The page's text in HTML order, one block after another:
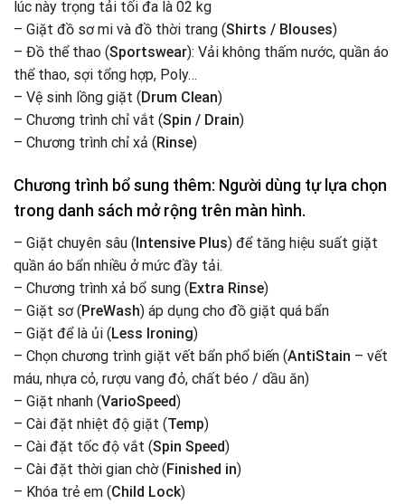
lúc này trọng tải tối đa là 02 kg
– Giặt đồ sơ mi và đồ thời trang (Shirts / Blouses)
– Đồ thể thao (Sportswear): Vải không thấm nước, quần áo
thể thao, sợi tổng hợp, Poly…
– Vệ sinh lồng giặt ( Drum Clean)
– Chương trình chỉ vắt (Spin / Drain)
– Chương trình chỉ xả ( Rinse)
Chương trình bổ sung thêm: Người dùng tự lựa chọn
trong danh sách mở rộng trên màn hình.
– Giặt chuyên sâu (Intensive Plus) để tăng hiệu suất giặt
quần áo bẩn nhiều ở mức đầy tải.
– Chương trình xả bổ sung (Extra Rinse)
– Giặt sơ (PreWash) áp dụng cho đồ giặt quá bẩn
– Giặt để là ủi (Less Ironing)
– Chọn chương trình giặt vết bẩn phổ biến (AntiStain – vết
máu, nhựa cỏ, rượu vang đỏ, chất béo / dầu ăn)
– Giặt nhanh (VarioSpeed)
– Cài đặt nhiệt độ giặt (Temp)
– Cài đặt tốc độ vắt (Spin Speed)
– Cài đặt thời gian chờ (Finished in)
– Khóa trẻ em (Child Lock)